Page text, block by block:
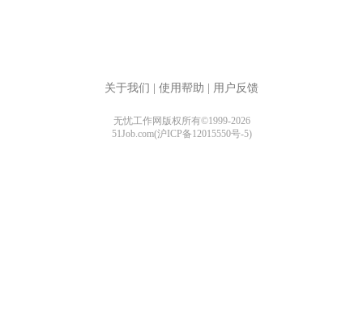
关于我们 使用帮助 用户反馈
无忧工作网版权所有©1999-2026
51Job.com(沪ICP备12015550号-5)